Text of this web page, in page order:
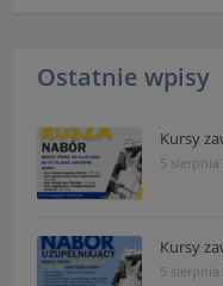
Ostatnie wpisy
Kursy
5 sierpnia
Kursy
5 sierpnia